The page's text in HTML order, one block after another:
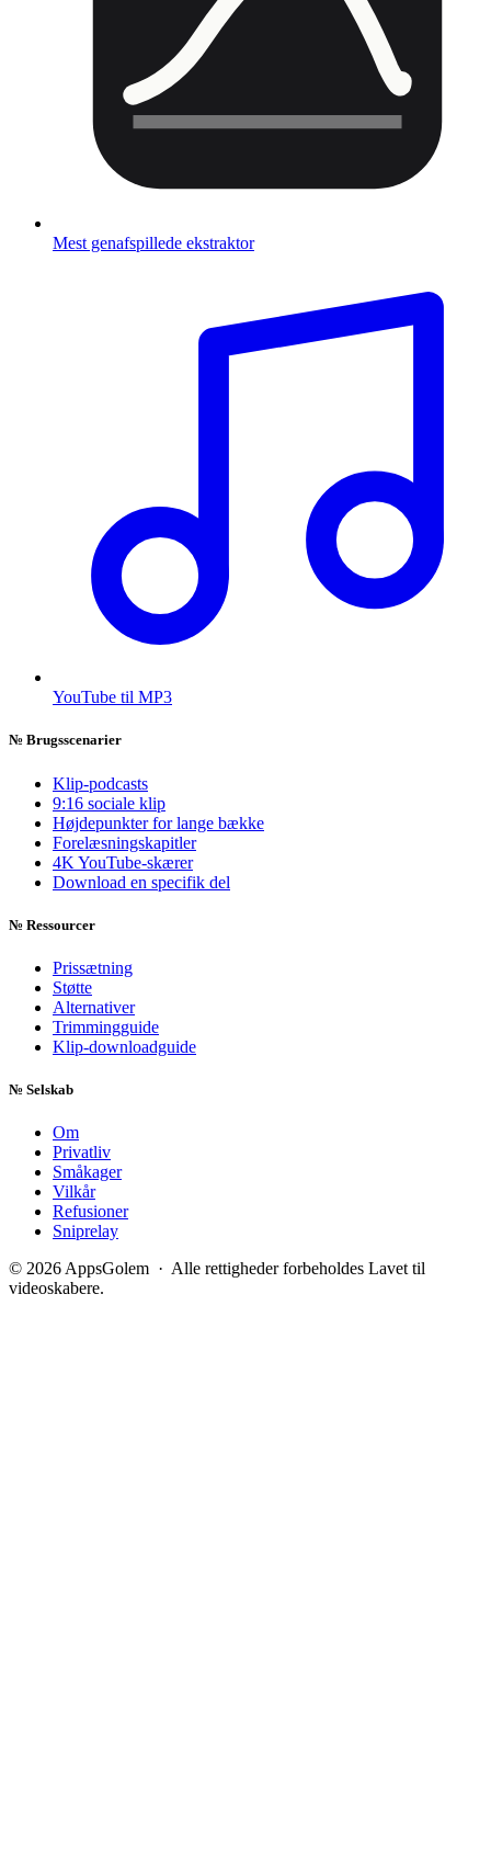
Mest genafspillede ekstraktor
YouTube til MP3
№ Brugsscenarier
Klip-podcasts
9:16 sociale klip
Højdepunkter for lange bække
Forelæsningskapitler
4K YouTube-skærer
Download en specifik del
№ Ressourcer
Prissætning
Støtte
Alternativer
Trimmingguide
Klip-downloadguide
№ Selskab
Om
Privatliv
Småkager
Vilkår
Refusioner
Sniprelay
© 2026 AppsGolem · Alle rettigheder forbeholdes Lavet til
videoskabere.